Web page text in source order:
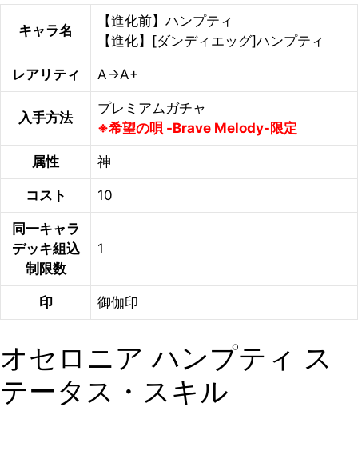
キャラ名
【進化前】ハンプティ
【進化】[ダンディエッグ]ハンプティ
レアリティ A→A+
入手方法
プレミアムガチャ
※希望の唄 -Brave Melody-限定
属性 神
コスト 10
同一キャラ
デッキ組込
制限数
1
印 御伽印
オセロニア ハンプティ ス
テータス・スキル